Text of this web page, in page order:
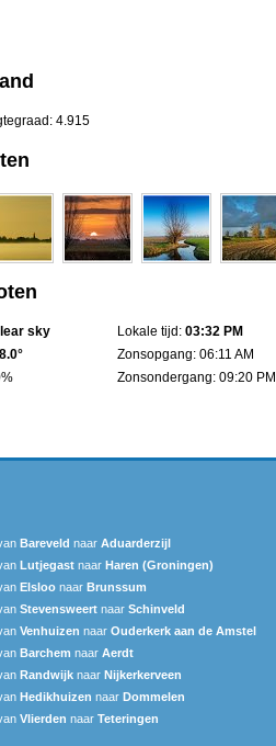
4.915
sky
Lokale tijd: 03:32 PM
Zonsopgang: 06:11 AM
Zonsondergang: 09:20 PM
Bareveld naar Aduarderzijl
Lutjegast naar Haren (Groningen)
Elsloo naar Brunssum
Stevensweert naar Schinveld
Venhuizen naar Ouderkerk aan de Amstel
Barchem naar Aerdt
Randwijk naar Nijkerkerveen
Hedikhuizen naar Dommelen
Vlierden naar Teteringen